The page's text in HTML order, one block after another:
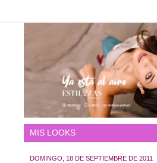
DOMINGO, 18 DE SEPTIEMBRE DE 2011